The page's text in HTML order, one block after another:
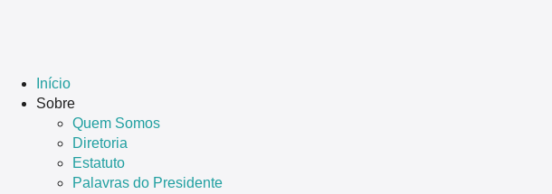
Início
Sobre
Quem Somos
Diretoria
Estatuto
Palavras do Presidente